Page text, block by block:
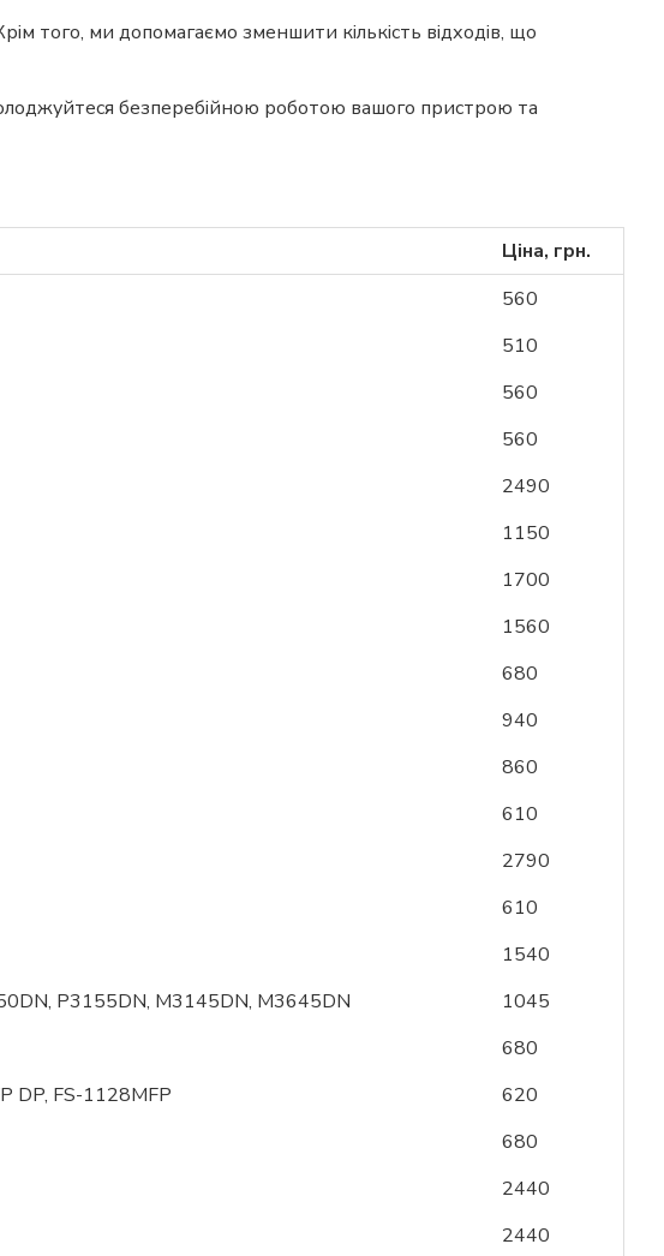
того, ми допомагаємо зменшити кількість відходів, що
безперебійною роботою вашого пристрою та
Ціна, грн.
560
510
560
560
2490
1150
1700
1560
680
940
860
610
2790
610
1540
P3155DN, M3145DN, M3645DN
1045
680
DP, FS-1128MFP
620
680
2440
2440